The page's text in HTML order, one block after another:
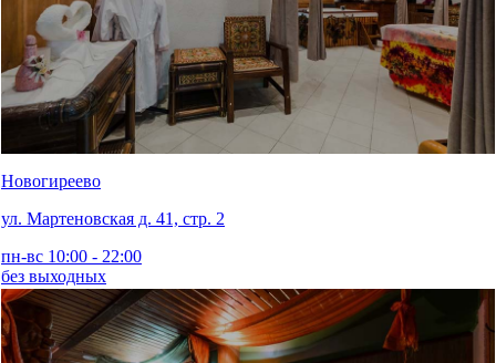
Новогиреево
ул. Мартеновская д. 41, стр. 2
пн-вс 10:00 - 22:00
без выходных